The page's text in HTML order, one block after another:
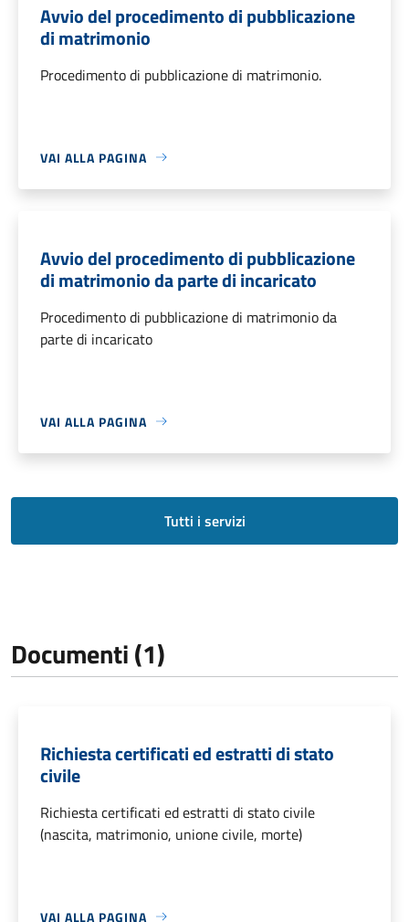
Avvio del procedimento di pubblicazione
di matrimonio
Procedimento di pubblicazione di matrimonio.
VAI ALLA PAGINA
Avvio del procedimento di pubblicazione
di matrimonio da parte di incaricato
Procedimento di pubblicazione di matrimonio da
parte di incaricato
VAI ALLA PAGINA
Tutti i servizi
Documenti (1)
Richiesta certificati ed estratti di stato
civile
Richiesta certificati ed estratti di stato civile
(nascita, matrimonio, unione civile, morte)
VAI ALLA PAGINA